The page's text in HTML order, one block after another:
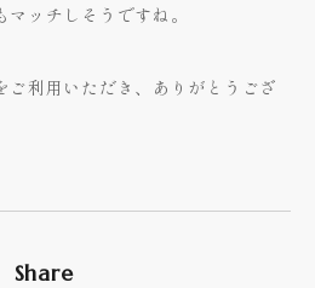
ッチしそうですね。
ご利用いただき、ありがとうござ
Share